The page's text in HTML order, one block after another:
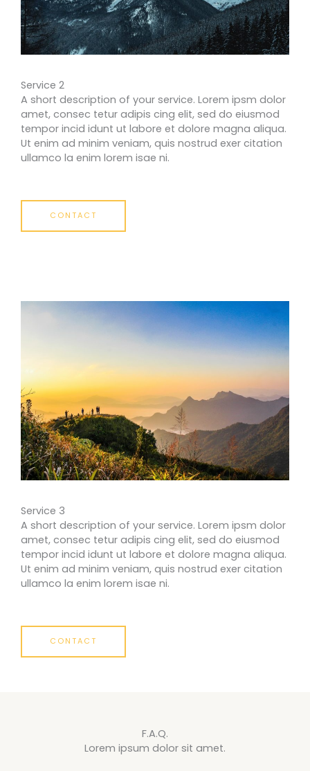
Service 2
A short description of your service. Lorem ipsm dolor
amet, consec tetur adipis cing elit, sed do eiusmod
tempor incid idunt ut labore et dolore magna aliqua.
Ut enim ad minim veniam, quis nostrud exer citation
ullamco la enim lorem isae ni.
CONTACT
Service 3
A short description of your service. Lorem ipsm dolor
amet, consec tetur adipis cing elit, sed do eiusmod
tempor incid idunt ut labore et dolore magna aliqua.
Ut enim ad minim veniam, quis nostrud exer citation
ullamco la enim lorem isae ni.
CONTACT
F.A.Q.
Lorem ipsum dolor sit amet.